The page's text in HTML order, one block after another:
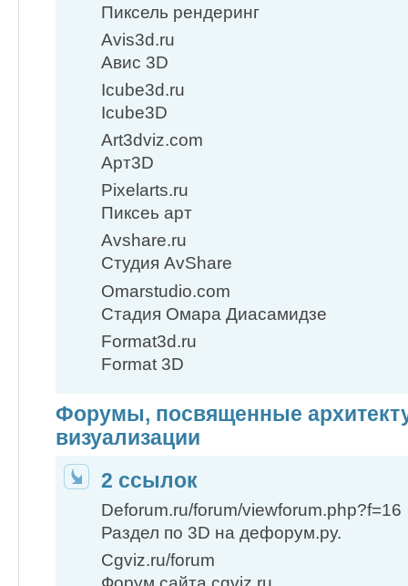
Пиксель рендеринг
Avis3d.ru
Авис 3D
Icube3d.ru
Icube3D
Art3dviz.com
Арт3D
Pixelarts.ru
Пиксеь арт
Avshare.ru
Студия AvShare
Omarstudio.com
Стадия Омара Диасамидзе
Format3d.ru
Format 3D
Форумы, посвященные
визуализации
2 ссылок
Deforum.ru/forum/viewforum.php?f=16
Раздел по 3D на дефорум.ру.
Cgviz.ru/forum